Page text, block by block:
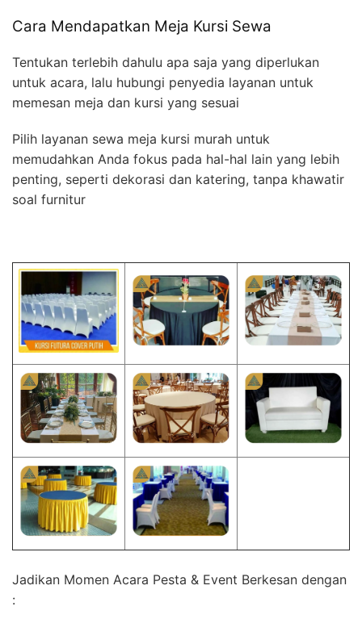
Cara Mendapatkan Meja Kursi Sewa
Tentukan terlebih dahulu apa saja yang diperlukan
untuk acara, lalu hubungi penyedia layanan untuk
memesan meja dan kursi yang sesuai
Pilih layanan sewa meja kursi murah untuk
memudahkan Anda fokus pada hal-hal lain yang lebih
penting, seperti dekorasi dan katering, tanpa khawatir
soal furnitur
Jadikan Momen Acara Pesta & Event Berkesan dengan
: